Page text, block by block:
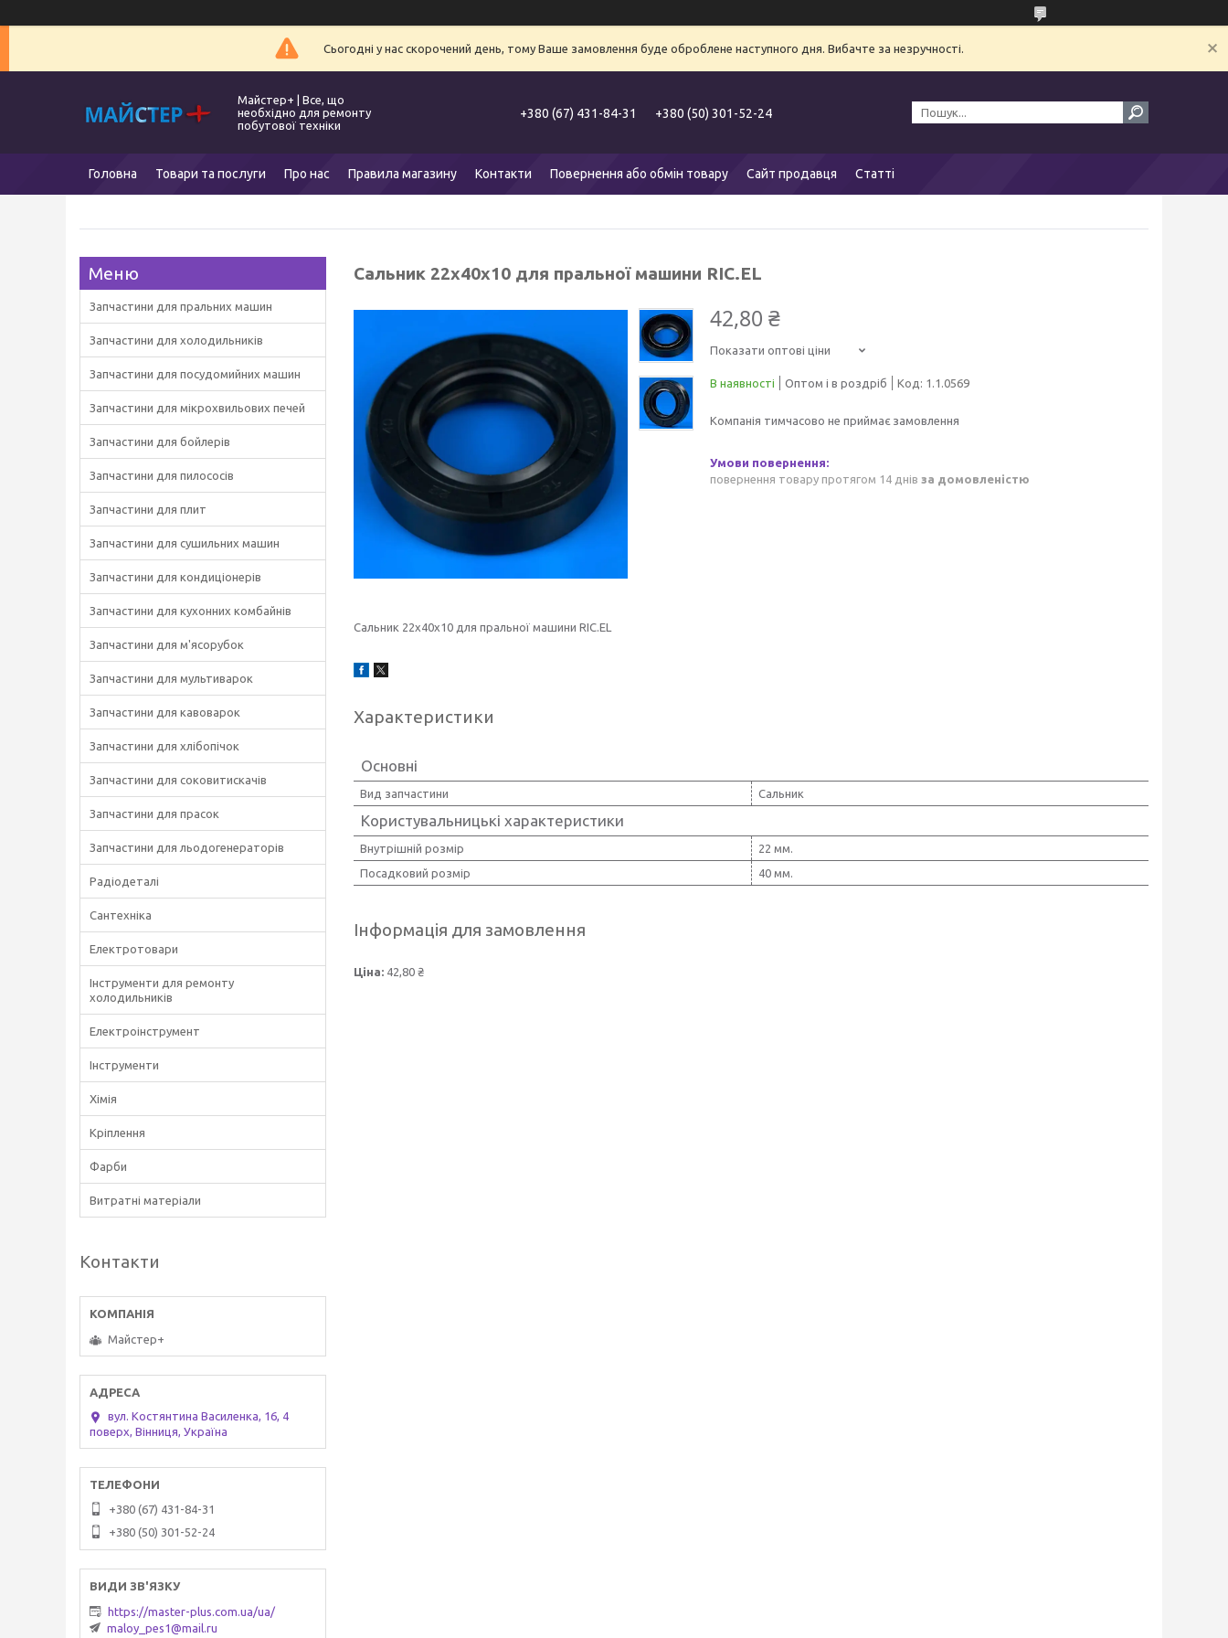
Сьогодні у нас скорочений день, тому Ваше замовлення буде оброблене наступного дня. Вибачте за незручності.
Майстер+ | Все, що
необхідно для ремонту
побутової техніки
+380 (67) 431-84-31 +380 (50) 301-52-24
Головна Товари та послуги Про нас Правила магазину Контакти Повернення або обмін товару Сайт продавця Статті
Сальник 22x40x10 для пральної машини RIC.EL
42,80 ₴
Показати оптові ціни
В наявності Оптом і в роздріб Код: 1.1.0569
Компанія тимчасово не приймає замовлення
повернення товару протягом 14 днів за домовленістю
Сальник 22x40x10 для пральної машини RIC.EL
Характеристики
Основні
Вид запчастини Сальник
Користувальницькі характеристики
Внутрішній розмір
22 мм.
Посадковий розмір
40 мм.
Інформація для замовлення
Ціна: 42,80 ₴
Запчастини для пральних машин
Запчастини для холодильників
Запчастини для посудомийних машин
Запчастини для мікрохвильових печей
Запчастини для бойлерів
Запчастини для пилососів
Запчастини для плит
Запчастини для сушильних машин
Запчастини для кондиціонерів
Запчастини для кухонних комбайнів
Запчастини для м'ясорубок
Запчастини для мультиварок
Запчастини для кавоварок
Запчастини для хлібопічок
Запчастини для соковитискачів
Запчастини для прасок
Запчастини для льодогенераторів
Радіодеталі
Сантехніка
Електротовари
Інструменти для ремонту
холодильників
Електроінструмент
Інструменти
Хімія
Кріплення
Фарби
Витратні матеріали
Контакти
Майстер+
вул. Костянтина Василенка, 16, 4
поверх, Вінниця, Україна
+380 (67) 431-84-31
+380 (50) 301-52-24
https://master-plus.com.ua/ua/
maloy_pes1@mail.ru